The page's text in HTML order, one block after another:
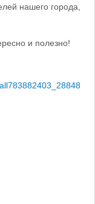
нашего города,
и полезно!